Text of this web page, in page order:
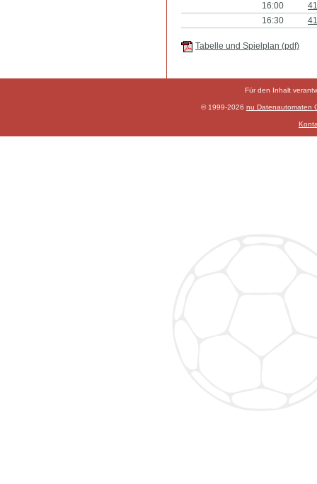
16:00
16:30
Tabelle und Spielplan (pdf)
Für den Inhalt
© 1999-2026 nu Datenautomaten